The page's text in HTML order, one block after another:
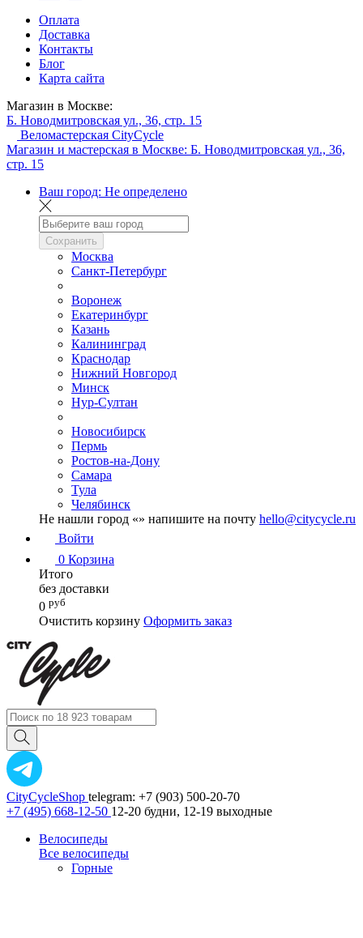
Оплата
Доставка
Контакты
Блог
Карта сайта
Магазин в Москве:
Б. Новодмитровская ул., 36, стр. 15
Веломастерская CityCycle
Магазин и мастерская в Москве: Б. Новодмитровская ул., 36,
стр. 15
Ваш город: Не определено
Сохранить
Москва
Санкт-Петербург
Воронеж
Екатеринбург
Казань
Калининград
Краснодар
Нижний Новгород
Минск
Нур-Султан
Новосибирск
Пермь
Ростов-на-Дону
Самара
Тула
Челябинск
Не нашли город «» напишите на почту hello@citycycle.ru
Войти
0 Корзина
Итого
без доставки
0 руб
Очистить корзину Оформить заказ
CityCycleShop telegram: +7 (903) 500-20-70
+7 (495) 668-12-50 12-20 будни, 12-19 выходные
Велосипеды
Все велосипеды
Горные